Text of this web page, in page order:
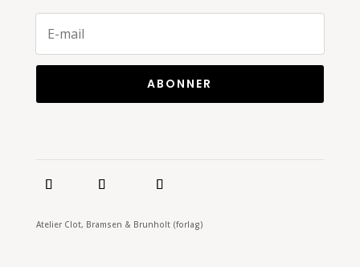
ABONNER
Atelier Clot, Bramsen & Brunholt (forlag)